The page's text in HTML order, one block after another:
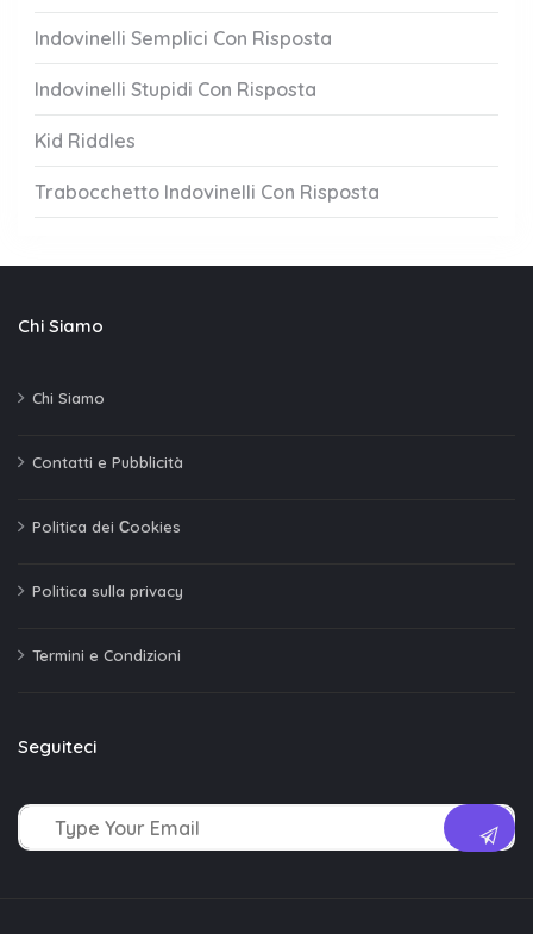
Indovinelli Semplici Con Risposta
Indovinelli Stupidi Con Risposta
Kid Riddles
Trabocchetto Indovinelli Con Risposta
Chi Siamo
Chi Siamo
Contatti e Pubblicità
Politica dei Сookies
Politica sulla privacy
Termini e Condizioni
Seguiteci